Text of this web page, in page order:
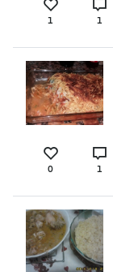
1 1
0 1